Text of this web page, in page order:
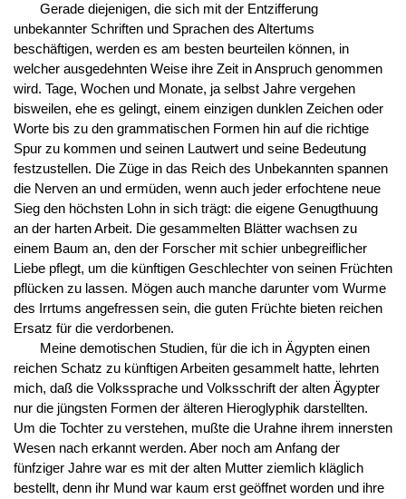
Gerade diejenigen, die sich mit der Entzifferung
unbekannter Schriften und Sprachen des Altertums
beschäftigen, werden es am besten beurteilen können, in
welcher ausgedehnten Weise ihre Zeit in Anspruch genommen
wird. Tage, Wochen und Monate, ja selbst Jahre vergehen
bisweilen, ehe es gelingt, einem einzigen dunklen Zeichen oder
Worte bis zu den grammatischen Formen hin auf die richtige
Spur zu kommen und seinen Lautwert und seine Bedeutung
festzustellen. Die Züge in das Reich des Unbekannten spannen
die Nerven an und ermüden, wenn auch jeder erfochtene neue
Sieg den höchsten Lohn in sich trägt: die eigene Genugthuung
an der harten Arbeit. Die gesammelten Blätter wachsen zu
einem Baum an, den der Forscher mit schier unbegreiflicher
Liebe pflegt, um die künftigen Geschlechter von seinen Früchten
pflücken zu lassen. Mögen auch manche darunter vom Wurme
des Irrtums angefressen sein, die guten Früchte bieten reichen
Ersatz für die verdorbenen.
Meine demotischen Studien, für die ich in Ägypten einen
reichen Schatz zu künftigen Arbeiten gesammelt hatte, lehrten
mich, daß die Volkssprache und Volksschrift der alten Ägypter
nur die jüngsten Formen der älteren Hieroglyphik darstellten.
Um die Tochter zu verstehen, mußte die Urahne ihrem innersten
Wesen nach erkannt werden. Aber noch am Anfang der
fünfziger Jahre war es mit der alten Mutter ziemlich kläglich
bestellt, denn ihr Mund war kaum erst geöffnet worden und ihre